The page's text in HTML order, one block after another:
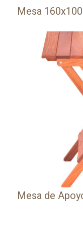
Mesa
Mesa de